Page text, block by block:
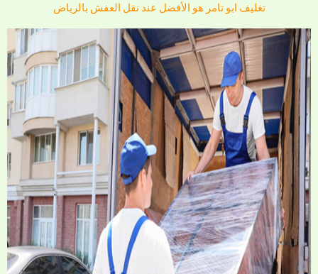
تغليف ابو تامر هو الأفضل عند نقل العفش بالرياض